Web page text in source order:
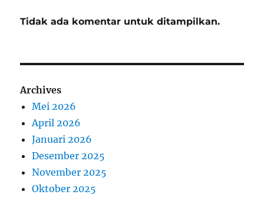
Tidak ada komentar untuk ditampilkan.
Archives
Mei 2026
April 2026
Januari 2026
Desember 2025
November 2025
Oktober 2025